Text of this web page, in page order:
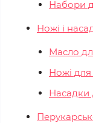
Набори
Ножі і
Масло
Ножі
Насадки